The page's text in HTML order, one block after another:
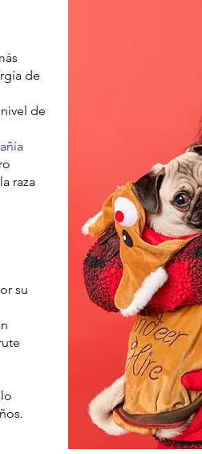
de
de
raza
su